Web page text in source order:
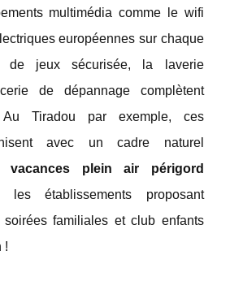
multimédia comme le wifi
européennes sur chaque
de jeux sécurisée, la laverie
de dépannage complètent
Au Tiradou par exemple, ces
avec un cadre naturel
vacances plein air périgord
les établissements proposant
soirées familiales et club enfants
!